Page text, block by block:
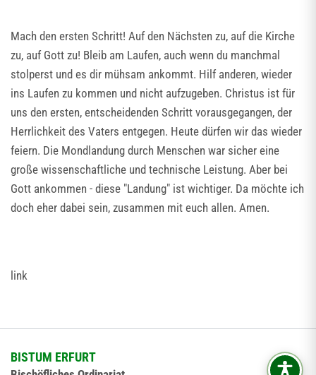
Mach den ersten Schritt! Auf den Nächsten zu, auf die Kirche
zu, auf Gott zu! Bleib am Laufen, auch wenn du manchmal
stolperst und es dir mühsam ankommt. Hilf anderen, wieder
ins Laufen zu kommen und nicht aufzugeben. Christus ist für
uns den ersten, entscheidenden Schritt vorausgegangen, der
Herrlichkeit des Vaters entgegen. Heute dürfen wir das wieder
feiern. Die Mondlandung durch Menschen war sicher eine
große wissenschaftliche und technische Leistung. Aber bei
Gott ankommen - diese "Landung" ist wichtiger. Da möchte ich
doch eher dabei sein, zusammen mit euch allen. Amen.
link
BISTUM ERFURT